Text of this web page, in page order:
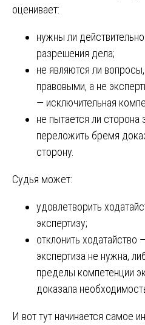
оценивает:
нужны ли
разрешения дела;
не являются ли
правовыми, а не
— исключительная
не пытается ли сторона
переложить бремя
сторону.
Судья может:
удовлетворить
экспертизу;
отклонить ходатайство
экспертиза не нужна,
пределы компетенции
доказала
И вот тут начинается самое